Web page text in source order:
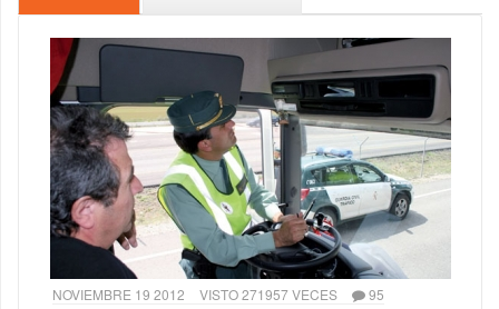
NOVIEMBRE 19 2012 VISTO 271957 VECES 95